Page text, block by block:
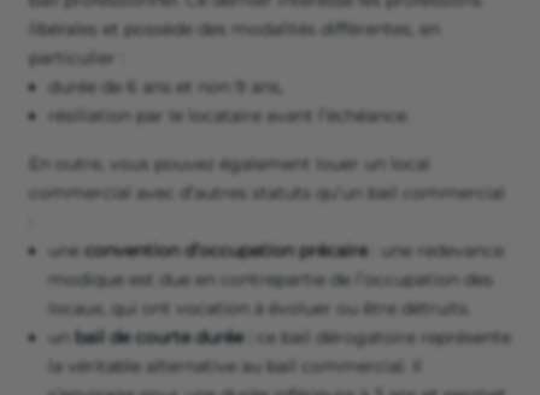
Le locataire bénéficie d’un
droit au bail
qui donne une
certaine sécurité quant à la longévité du bail
commercial.
Aussi, dans la rubrique
propriété commerciale
contrat, apparaît le montant de l’
indemnité d’éviction
due au locataire en cas de non-renouvellement du bail.
Avant de louer un local commercial, assurez-vous que
vous allez bien
négocier un bail commercialet non un
bail professionnel. Ce dernier intéresse les professions
libérales et possède des modalités différentes, en
particulier :